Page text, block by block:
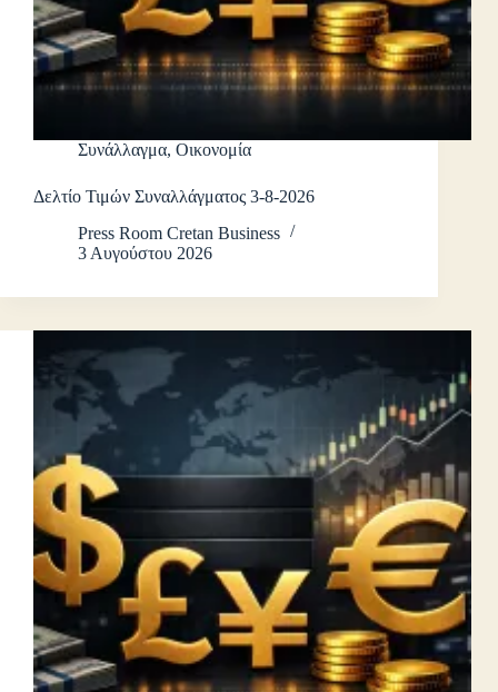
Συνάλλαγμα, Οικονομία
Δελτίο Τιμών Συναλλάγματος 3-8-2026
Press Room Cretan Business
3 Αυγούστου 2026